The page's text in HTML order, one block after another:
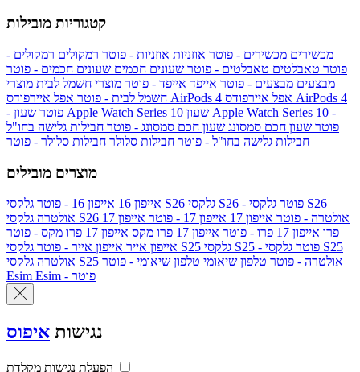
קטגוריות מובילות
מכשירים מכשירים - פוטר אוזניות אוזניות - פוטר רמקולים רמקולים -
פוטר טאבלטים טאבלטים - פוטר שעונים חכמים שעונים חכמים - פוטר
מבצעים מבצעים - פוטר אייפד אייפד - פוטר מוצרי חשמל לבית מוצרי
חשמל לבית - פוטר אפל איירפודס AirPods 4 אפל איירפודס AirPods 4
- פוטר שעון Apple Watch Series 10 שעון Apple Watch Series 10 -
פוטר שעון חכם סמסונג שעון חכם סמסונג - פוטר חבילות גלישה בחו"ל
חבילות גלישה בחו"ל - פוטר חבילות סלולר חבילות סלולר - פוטר
מוצרים מובילים
אייפון 16 אייפון 16 - פוטר גלקסי S26 גלקסי S26 - פוטר גלקסי S26
אולטרה
גלקסי S26 אולטרה - פוטר אייפון 17 אייפון 17 - פוטר
אייפון 17
פרו אייפון 17 פרו - פוטר אייפון 17 פרו מקס
אייפון 17 פרו מקס - פוטר
אייפון אייר אייפון אייר - פוטר גלקסי S25 גלקסי S25 - פוטר גלקסי S25
אולטרה
גלקסי S25 אולטרה - פוטר טלפון שיאומי טלפון שיאומי - פוטר
Esim
Esim - פוטר
נגישות איפוס
הפעלת נגישות מקלדת